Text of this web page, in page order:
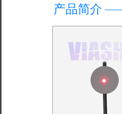
产品简介